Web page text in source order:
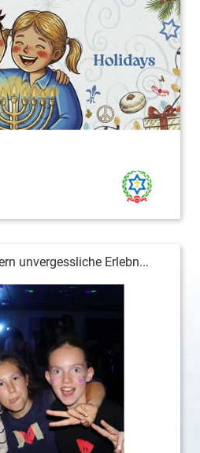
unvergessliche Erlebn...